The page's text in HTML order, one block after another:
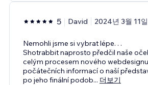
5 David 2024년 3월 11일
Nemohli jsme si vybrat lépe. . .
Shotrabbit naprosto předčil naše
celým procesem nového
počátečních informací o naší
po jeho finální podob... 더보기